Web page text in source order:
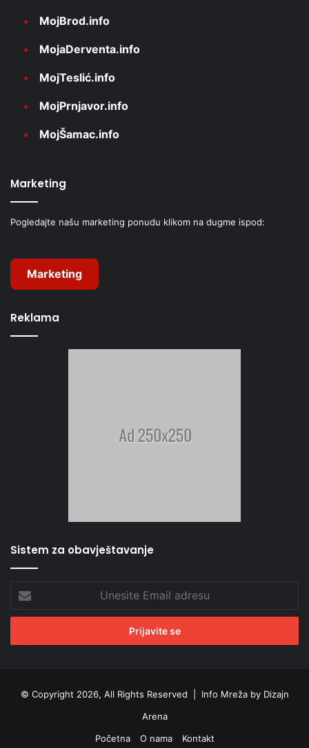
MojBrod.info
MojaDerventa.info
MojTeslić.info
MojPrnjavor.info
MojŠamac.info
Marketing
Pogledajte našu marketing ponudu klikom na dugme ispod:
Marketing
Reklama
Sistem za obavještavanje
Email
adresu
© Copyright 2026, All Rights Reserved | Info Mreža by Dizajn
Arena
Početna
O nama Kontakt